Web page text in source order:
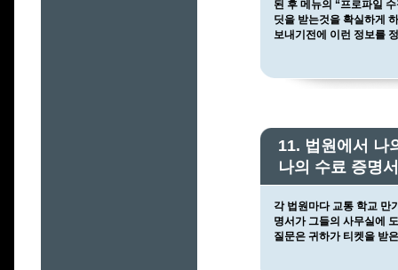
된 후 메뉴의 “프로파일
딧을 받는것을 확실하게
보내기전에 이런 정보를
11. 법원에서 나
나의 수료 증명
각 법원마다 교통 학교 만
명서가 그들의 사무실에
질문은 귀하가 티켓을 받